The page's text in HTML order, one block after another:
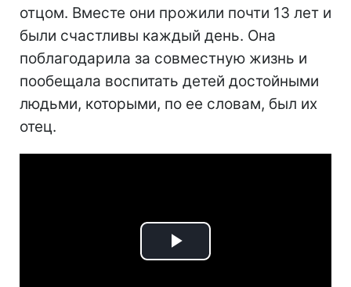
отцом. Вместе они прожили почти 13 лет и
были счастливы каждый день. Она
поблагодарила за совместную жизнь и
пообещала воспитать детей достойными
людьми, которыми, по ее словам, был их
отец.
Play